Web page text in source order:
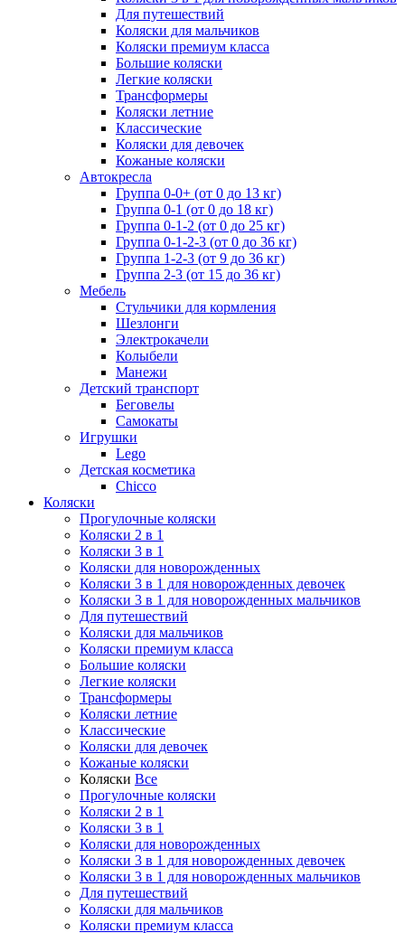
Для путешествий
Коляски для мальчиков
Коляски премиум класса
Большие коляски
Легкие коляски
Трансформеры
Коляски летние
Классические
Коляски для девочек
Кожаные коляски
Автокресла
Группа 0-0+ (от 0 до 13 кг)
Группа 0-1 (от 0 до 18 кг)
Группа 0-1-2 (от 0 до 25 кг)
Группа 0-1-2-3 (от 0 до 36 кг)
Группа 1-2-3 (от 9 до 36 кг)
Группа 2-3 (от 15 до 36 кг)
Мебель
Cтульчики для кормления
Шезлонги
Электрокачели
Колыбели
Манежи
Детский транспорт
Беговелы
Самокаты
Игрушки
Lego
Детская косметика
Chicco
Коляски
Прогулочные коляски
Коляски 2 в 1
Коляски 3 в 1
Коляски для новорожденных
Коляски 3 в 1 для новорожденных девочек
Коляски 3 в 1 для новорожденных мальчиков
Для путешествий
Коляски для мальчиков
Коляски премиум класса
Большие коляски
Легкие коляски
Трансформеры
Коляски летние
Классические
Коляски для девочек
Кожаные коляски
Коляски Все
Прогулочные коляски
Коляски 2 в 1
Коляски 3 в 1
Коляски для новорожденных
Коляски 3 в 1 для новорожденных девочек
Коляски 3 в 1 для новорожденных мальчиков
Для путешествий
Коляски для мальчиков
Коляски премиум класса